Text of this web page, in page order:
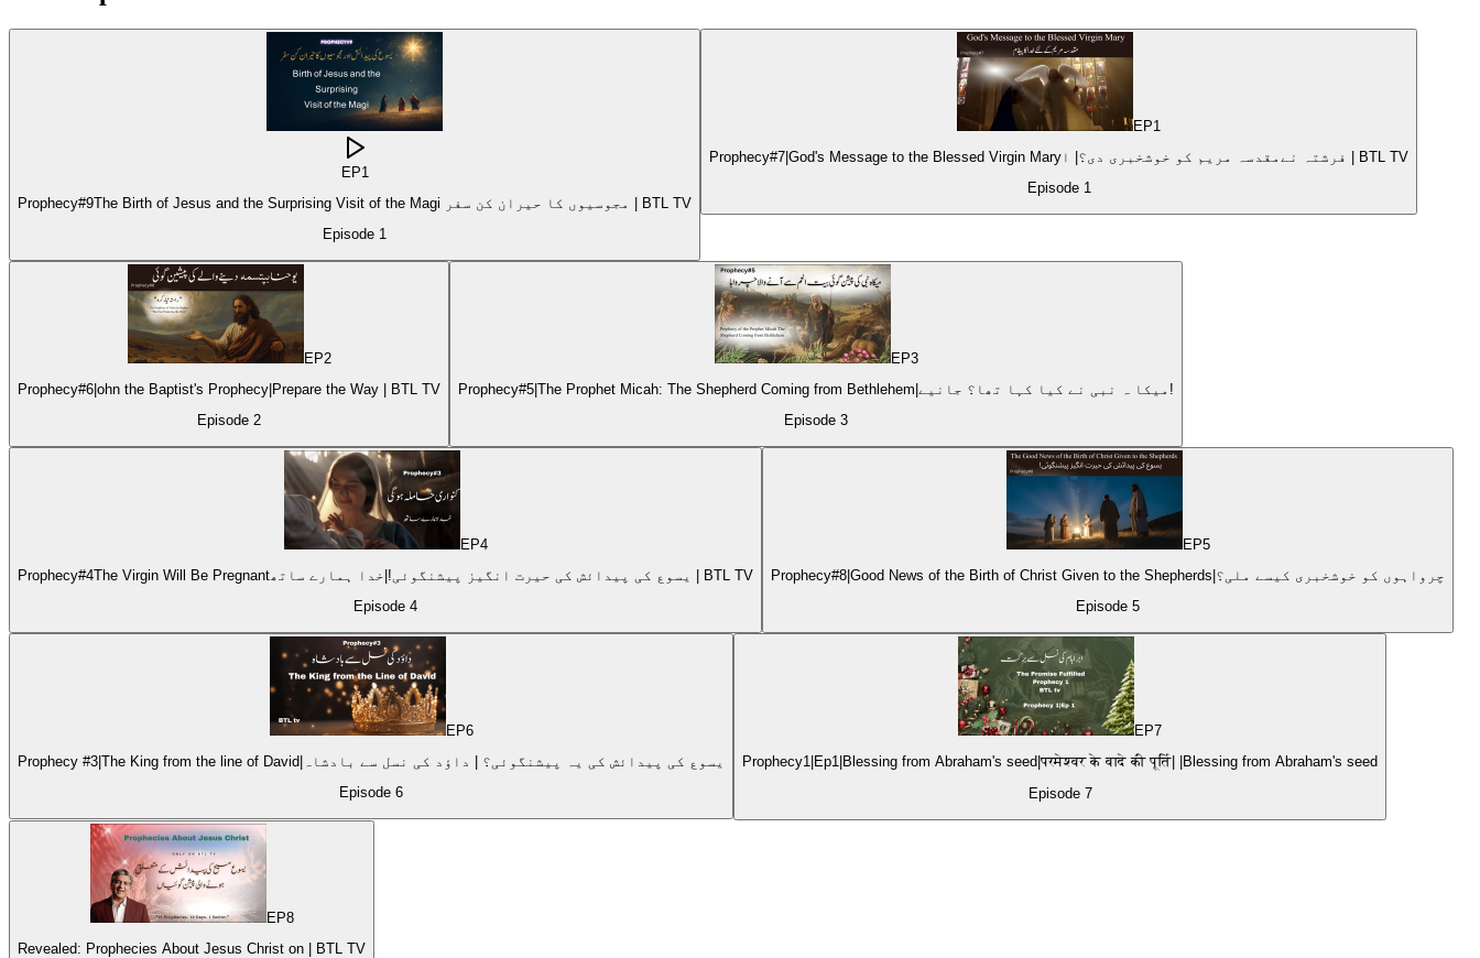
EP1
Prophecy#9The Birth of Jesus and the Surprising Visit of the Magi مجوسیوں کا حیران کن سفر | BTL TV
Episode 1
EP1
Prophecy#7|God's Message to the Blessed Virgin Maryفرشتہ نےمقدسہ مریم کو خوشخبری دی؟| ا | BTL TV
Episode 1
EP2
Prophecy#6|ohn the Baptist's Prophecy|Prepare the Way | BTL TV
Episode 2
EP3
Prophecy#5|The Prophet Micah: The Shepherd Coming from Bethlehem|میکا ہ نبی نے کیا کہا تھا؟ جانیے!
Episode 3
EP4
Prophecy#4The Virgin Will Be Pregnantیسوع کی پیدائش کی حیرت انگیز پیشنگوئی!|خدا ہمارے ساتھ | BTL TV
Episode 4
EP5
Prophecy#8|Good News of the Birth of Christ Given to the Shepherds|چرواہوں کو خوشخبری کیسے ملی؟
Episode 5
EP6
Prophecy #3|The King from the line of David|یسوع کی پیدائش کی یہ پیشنگوئی؟ | داؤد کی نسل سے بادشاہ
Episode 6
EP7
Prophecy1|Ep1|Blessing from Abraham's seed|परमेश्वर के वादे की पूर्ति| |Blessing from Abraham's seed
Episode 7
EP8
Revealed: Prophecies About Jesus Christ on | BTL TV